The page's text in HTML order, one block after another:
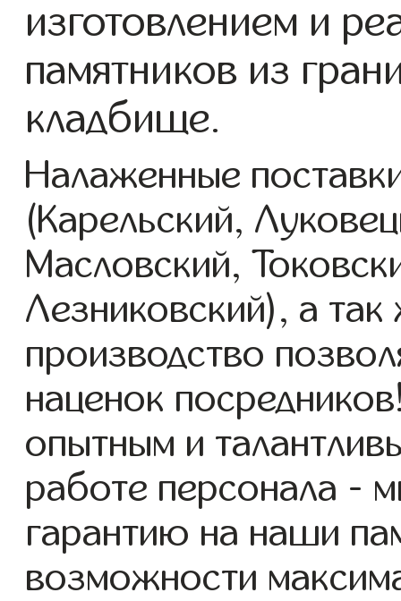
изготовлением и
памятников из
кладбище.
Налаженные
(Карельский,
Масловский,
Лезниковский), а
производство
наценок
опытным и
работе персонала -
гарантию на наши
возможности